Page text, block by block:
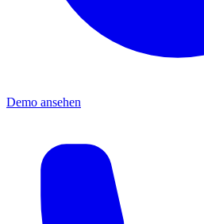
Demo ansehen